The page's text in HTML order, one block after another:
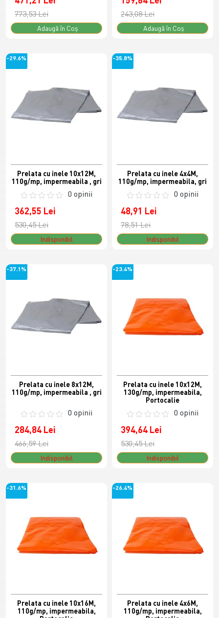
773,53 Lei
Adaugă în Coş
243,08 Lei
Adaugă în Coş
-29.6%
Prelata cu inele 10x12M,
110g/mp, impermeabila , gri
0 opinii
362,55 Lei
530,45 Lei
Indisponibil
-35.8%
Prelata cu inele 4x4M,
110g/mp, impermeabila, gri
0 opinii
48,91 Lei
78,51 Lei
Indisponibil
-37.1%
Prelata cu inele 8x12M,
110g/mp, impermeabila , gri
0 opinii
284,84 Lei
466,59 Lei
Indisponibil
-23.4%
Prelata cu inele 10x12M,
130g/mp, impermeabila,
Portocalie
0 opinii
394,64 Lei
530,45 Lei
Indisponibil
-31.6%
Prelata cu inele 10x16M,
110g/mp, impermeabila,
-26.4%
Prelata cu inele 4x6M,
110g/mp, impermeabila,